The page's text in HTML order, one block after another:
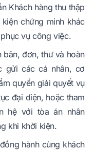
Khách hàng thu thập
chứng minh khác
vụ công việc.
bản, đơn, thư và hoàn
gửi các cá nhân, cơ
quyền giải quyết vụ
đại diện, hoặc tham
hệ với tòa án nhân
khi khởi kiện.
hành cùng khách